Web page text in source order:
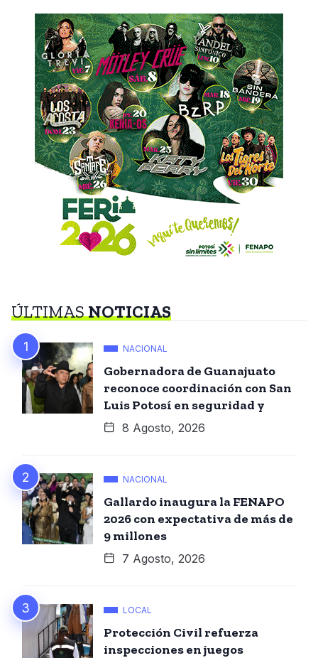
ÚLTIMASNOTICIAS
NACIONAL
Gobernadora de Guanajuato
reconoce coordinación con San
Luis Potosí en seguridad y
8 Agosto, 2026
NACIONAL
Gallardo inaugura la FENAPO
2026 con expectativa de más de
9 millones
7 Agosto, 2026
LOCAL
Protección Civil refuerza
inspecciones en juegos